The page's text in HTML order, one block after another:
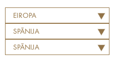
EIROPA
SPĀNIJA
SPĀNIJA